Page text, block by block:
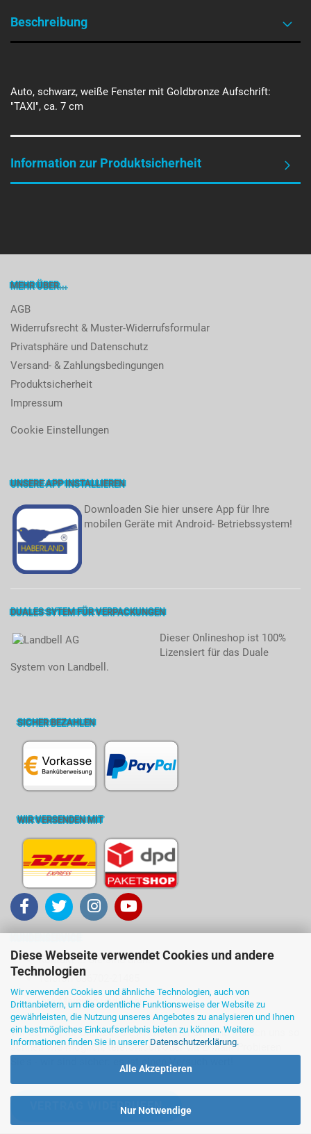
Diese Webseite verwendet Cookies und andere
Technologien
Wir verwenden Cookies und ähnliche Technologien, auch von
Drittanbietern, um die ordentliche Funktionsweise der Website zu
gewährleisten, die Nutzung unseres Angebotes zu analysieren und Ihnen
ein bestmögliches Einkaufserlebnis bieten zu können. Weitere
Informationen finden Sie in unserer Datenschutzerklärung.
Alle Akzeptieren
Nur Notwendige
Beschreibung
Auto, schwarz, weiße Fenster mit Goldbronze Aufschrift:
"TAXI", ca. 7 cm
Information zur Produktsicherheit
MEHR ÜBER...
AGB
Widerrufsrecht & Muster-Widerrufsformular
Privatsphäre und Datenschutz
Versand- & Zahlungsbedingungen
Produktsicherheit
Impressum
Cookie Einstellungen
UNSERE APP INSTALLIEREN
Downloaden Sie hier unsere App für Ihre
mobilen Geräte mit Android- Betriebssystem!
DUALES SYTEM FÜR VERPACKUNGEN
Dieser Onlineshop ist 100%
Lizensiert für das Duale
System von Landbell.
SICHER BEZAHLEN
WIR VERSENDEN MIT
Kontakt ... Sie sind dran!
Telefon 036702-21485
Ihre Meinung und Ideen
Wir denken für Sie über die Antworten nach und melden uns so
schnell wie möglich, telefonisch oder via E-Mail. Probieren
Sie's - wir sind sicher: es ist einen Versuch wert!
VERTRAG WIDERRUFEN